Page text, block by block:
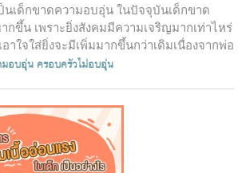
ป็นเด็กขาดความอบอุ่น ในปัจจุบันเด็กขาด
ขึ้น เพราะยิ่งสังคมมีความเจริญมากเท่าไหร่
าใจใส่ยิ่งจะมีเพิ่มมากขึ้นกว่าเดิมเนื่องจากพ่อ
มอบอุ่น ครอบครัวไม่อบอุ่น